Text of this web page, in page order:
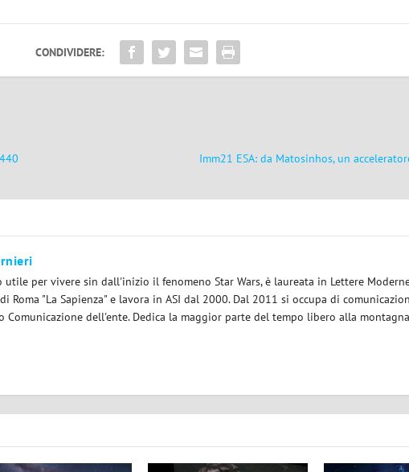
CONDIVIDERE:
Imm21 ESA: da Matosinhos, un
utile per vivere sin dall'inizio il fenomeno Star Wars, è laureata in Lettere
Roma "La Sapienza" e lavora in ASI dal 2000. Dal 2011 si occupa di
Comunicazione dell'ente. Dedica la maggior parte del tempo libero alla